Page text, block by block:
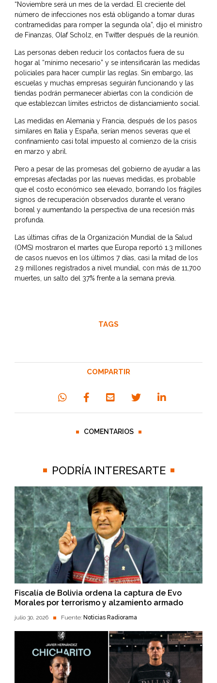
“Noviembre será un mes de la verdad. El creciente del
número de infecciones nos está obligando a tomar duras
contramedidas para romper la segunda ola”, dijo el ministro
de Finanzas, Olaf Scholz, en Twitter después de la reunión.
Las personas deben reducir los contactos fuera de su
hogar al “mínimo necesario” y se intensificarán las medidas
policiales para hacer cumplir las reglas. Sin embargo, las
escuelas y muchas empresas seguirán funcionando y las
tiendas podrán permanecer abiertas con la condición de
que establezcan límites estrictos de distanciamiento social.
Las medidas en Alemania y Francia, después de los pasos
similares en Italia y España, serían menos severas que el
confinamiento casi total impuesto al comienzo de la crisis
en marzo y abril.
Pero a pesar de las promesas del gobierno de ayudar a las
empresas afectadas por las nuevas medidas, es probable
que el costo económico sea elevado, borrando los frágiles
signos de recuperación observados durante el verano
boreal y aumentando la perspectiva de una recesión más
profunda.
Las últimas cifras de la Organización Mundial de la Salud
(OMS) mostraron el martes que Europa reportó 1.3 millones
de casos nuevos en los últimos 7 días, casi la mitad de los
2.9 millones registrados a nivel mundial, con más de 11,700
muertes, un salto del 37% frente a la semana previa.
TAGS
COMPARTIR
COMENTARIOS
PODRÍA INTERESARTE
Fiscalía de Bolivia ordena la captura de Evo
Morales por terrorismo y alzamiento armado
julio 30, 2026 Fuente: Noticias Radiorama